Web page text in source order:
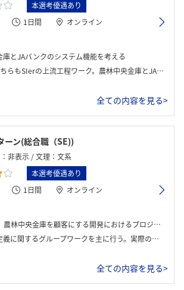
本選考優遇あり
1日間
オンライン
庫とJAバンクのシステム機能を考える
中央金庫とJAバンクのシステム内容をグループワークで考える。午前中は農林中央金庫、午後はJAバンクのシステムにどんな機能が必要か、選択肢から選んでいく方式。
全ての内容を見る>
ーン(総合職（SE))
非表示 / 文理：文系
本選考優遇あり
1日間
オンライン
央金庫を顧客にする開発におけるプロジェクトマネジメント体験ワーク
能のうち、コストと顧客の求めているところを考慮しながら必要なものにチェックを入れる形で機能選定を行う。最も実際の開発での機能に近かったグループは代表者が秘訣をコメントする。午後は要件定義に加え、開発人員配置を考えるワークを行う。必要な機能とその人月が書いてあり、同様にグループで話し合い、スプレッドシート上で作業をしていく。優勝グループコメントを行い、最後に社員座談会が1時間ほどあり、インターンは終了する。
全ての内容を見る>